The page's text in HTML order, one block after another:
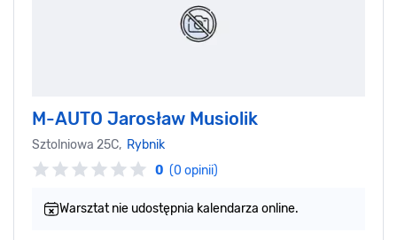
M-AUTO Jarosław Musiolik
Sztolniowa 25C, Rybnik
0 (0 opinii)
Warsztat nie udostępnia kalendarza online.